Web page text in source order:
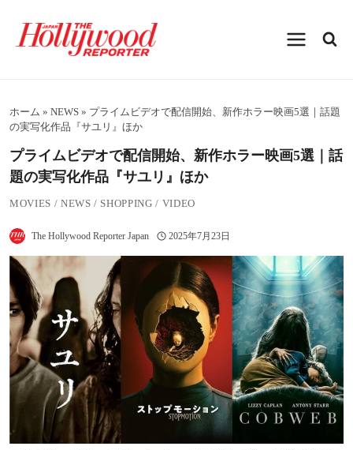
プホーム » NEWS » プライムビデオで配信開始、新作ホラー映画5選｜話題
の実写化作品『サユリ』ほか
プライムビデオで配信開始、新作ホラー映画5選｜話
題の実写化作品『サユリ』ほか
MOVIES / NEWS / SHOPPING / VIDEO
The Hollywood Reporter Japan 2025年7月23日